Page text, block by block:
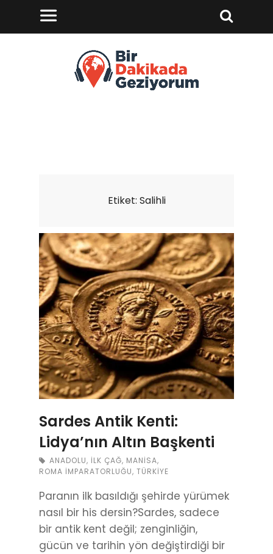
Etiket: Salihli
Sardes Antik Kenti:
Lidya’nın Altın Başkenti
ANADOLU, İLK ÇAĞ, MANISA,
ROMA İMPARATORLUĞU, TÜRKIYE
Paranın ilk basıldığı şehirde yürümek
nasıl bir his dersin?Sardes, sadece
bir antik kent değil; zenginliğin,
gücün ve tarihin yön değiştirdiği bir